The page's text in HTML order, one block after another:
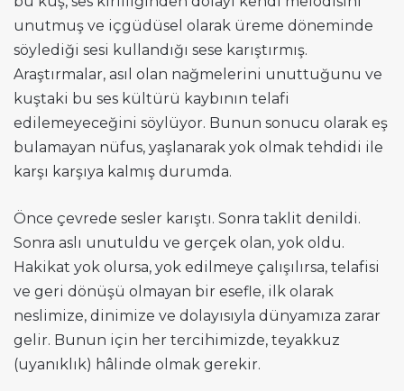
unutmuş ve içgüdüsel olarak üreme döneminde
söylediği sesi kullandığı sese karıştırmış.
Araştırmalar, asıl olan nağmelerini unuttuğunu ve
kuştaki bu ses kültürü kaybının telafi
edilemeyeceğini söylüyor. Bunun sonucu olarak eş
bulamayan nüfus, yaşlanarak yok olmak tehdidi ile
karşı karşıya kalmış durumda.
Önce çevrede sesler karıştı. Sonra taklit denildi.
Sonra aslı unutuldu ve gerçek olan, yok oldu.
Hakikat yok olursa, yok edilmeye çalışılırsa, telafisi
ve geri dönüşü olmayan bir esefle, ilk olarak
neslimize, dinimize ve dolayısıyla dünyamıza zarar
gelir. Bunun için her tercihimizde, teyakkuz
(uyanıklık) hâlinde olmak gerekir.